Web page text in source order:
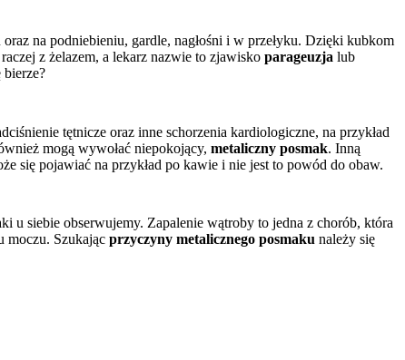
na podniebieniu, gardle, nagłośni i w przełyku. Dzięki kubkom
z żelazem, a lekarz nazwie to zjawisko parageuzja
bierze?
tętnicze oraz inne schorzenia kardiologiczne, na przykład
mogą wywołać niepokojący, metaliczny posmak. Inną
się pojawiać na przykład po kawie i nie jest to powód do obaw.
u siebie obserwujemy. Zapalenie wątroby to jedna z chorób, która
moczu. Szukając przyczyny metalicznego posmaku należy się